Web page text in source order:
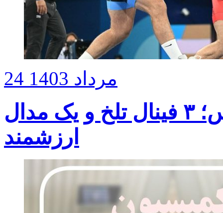
24 مرداد 1403
کشتی آزاد در المپیک پاریس؛ ۳ فینال تلخ و یک مدال
ارزشمند